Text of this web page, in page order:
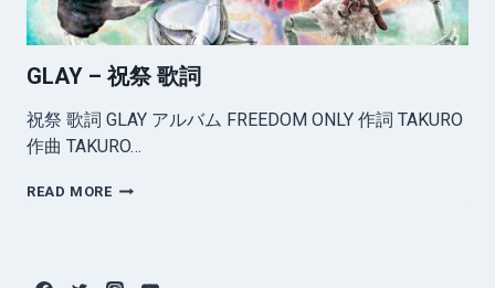
GLAY – 祝祭 歌詞
祝祭 歌詞 GLAY アルバム FREEDOM ONLY 作詞 TAKURO
作曲 TAKURO…
READ MOREGLAY